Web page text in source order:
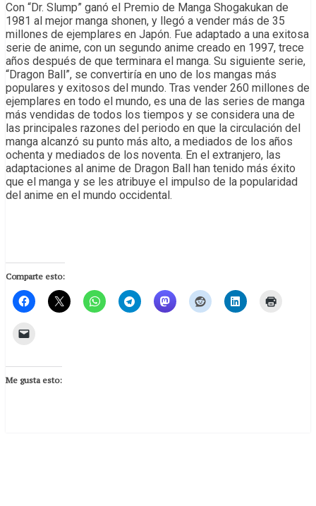
Con “Dr. Slump” ganó el Premio de Manga Shogakukan de
1981 al mejor manga shonen, y llegó a vender más de 35
millones de ejemplares en Japón. Fue adaptado a una exitosa
serie de anime, con un segundo anime creado en 1997, trece
años después de que terminara el manga. Su siguiente serie,
“Dragon Ball”, se convertiría en uno de los mangas más
populares y exitosos del mundo. Tras vender 260 millones de
ejemplares en todo el mundo, es una de las series de manga
más vendidas de todos los tiempos y se considera una de
las principales razones del periodo en que la circulación del
manga alcanzó su punto más alto, a mediados de los años
ochenta y mediados de los noventa. En el extranjero, las
adaptaciones al anime de Dragon Ball han tenido más éxito
que el manga y se les atribuye el impulso de la popularidad
del anime en el mundo occidental.
Comparte esto:
Me gusta esto: